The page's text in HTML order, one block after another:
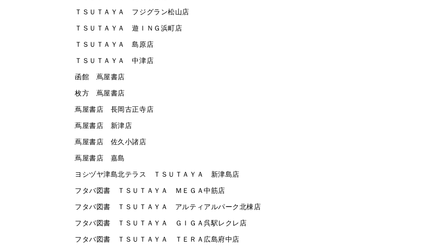
ＴＳＵＴＡＹＡ フジグラン松山店
ＴＳＵＴＡＹＡ 遊ＩＮＧ浜町店
ＴＳＵＴＡＹＡ 島原店
ＴＳＵＴＡＹＡ 中津店
函館 蔦屋書店
枚方 蔦屋書店
蔦屋書店 長岡古正寺店
蔦屋書店 新津店
蔦屋書店 佐久小諸店
蔦屋書店 嘉島
ヨシヅヤ津島北テラス ＴＳＵＴＡＹＡ 新津島店
フタバ図書 ＴＳＵＴＡＹＡ ＭＥＧＡ中筋店
フタバ図書 ＴＳＵＴＡＹＡ アルティアルパーク北棟店
フタバ図書 ＴＳＵＴＡＹＡ ＧＩＧＡ呉駅レクレ店
フタバ図書 ＴＳＵＴＡＹＡ ＴＥＲＡ広島府中店